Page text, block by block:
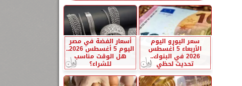
سعر اليورو اليوم
الأربعاء 5 أغسطس
2026 في البنوك..
تحديث لحظي
أسعار الفضة في مصر
اليوم 5 أغسطس 2026..
هل الوقت مناسب
للشراء؟